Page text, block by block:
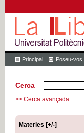
Principal Poseu-vos
Cerca
>> Cerca avançada
Materies [+/-]